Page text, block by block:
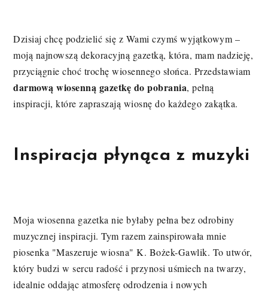
Dzisiaj chcę podzielić się z Wami czymś wyjątkowym –
moją najnowszą dekoracyjną gazetką, która, mam nadzieję,
przyciągnie choć trochę wiosennego słońca. Przedstawiam
darmową wiosenną gazetkę do pobrania, pełną
inspiracji, które zapraszają wiosnę do każdego zakątka.
Inspiracja płynąca z muzyki
Moja wiosenna gazetka nie byłaby pełna bez odrobiny
muzycznej inspiracji. Tym razem zainspirowała mnie
piosenka "Maszeruje wiosna" K. Bożek-Gawlik. To utwór,
który budzi w sercu radość i przynosi uśmiech na twarzy,
idealnie oddając atmosferę odrodzenia i nowych